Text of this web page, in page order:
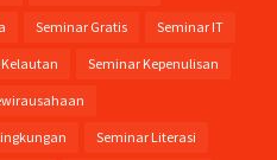
Seminar Gratis Seminar IT
Seminar Kepenulisan
Seminar Literasi